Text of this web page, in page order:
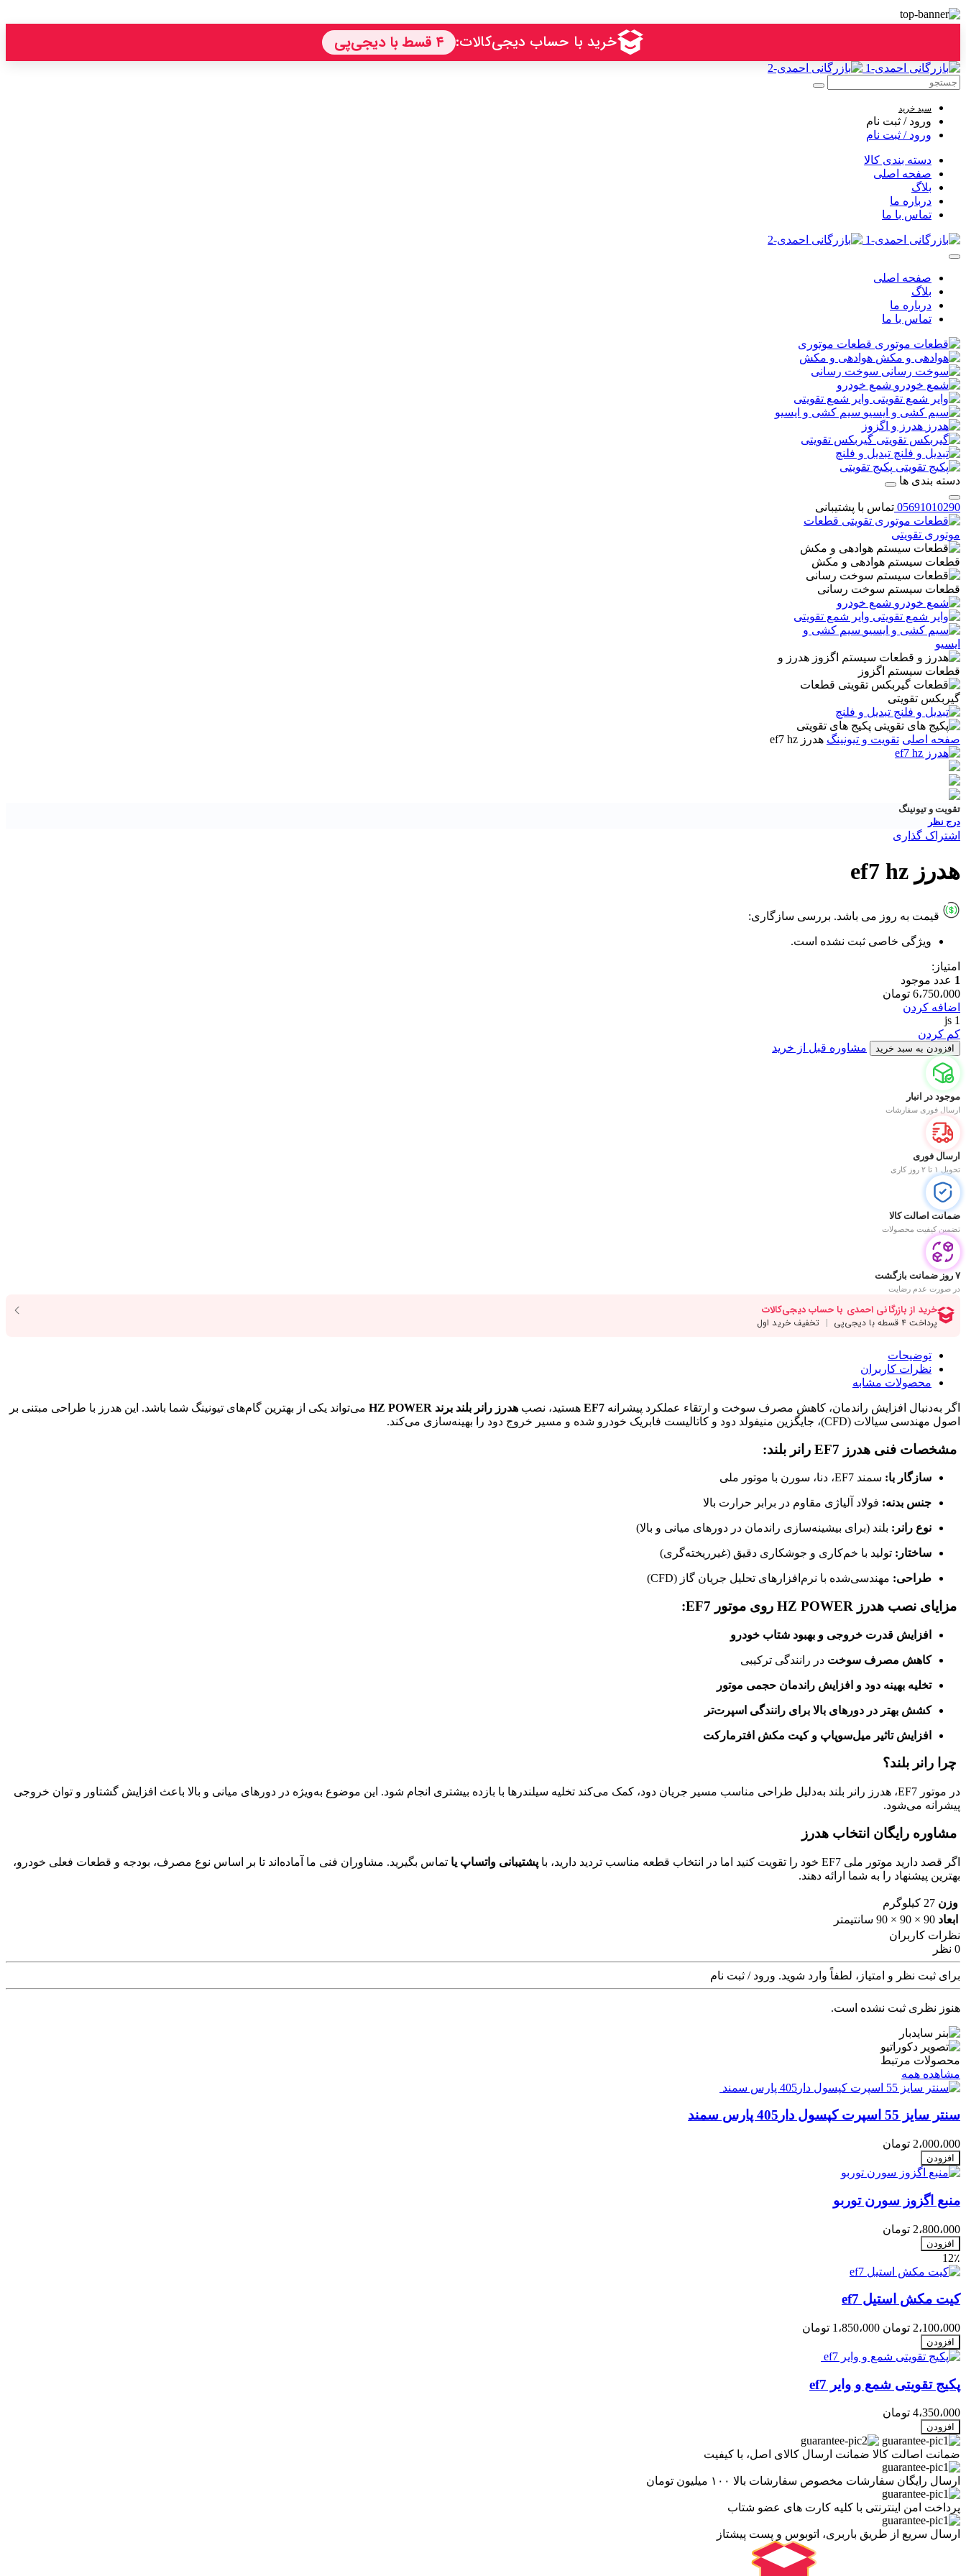
سبد خرید
ورود / ثبت نام
ورود / ثبت نام
دسته بندی کالا
صفحه اصلی
بلاگ
درباره ما
تماس با ما
صفحه اصلی
بلاگ
درباره ما
تماس با ما
قطعات موتوری
هوادهی و مکش
سوخت رسانی
شمع خودرو
وایر شمع تقویتی
سیم کشی و ایسیو
هدرز و اگزوز
گیربکس تقویتی
تبدیل و فلنچ
پکیج تقویتی
دسته بندی ها
05691010290 تماس با پشتیبانی
قطعات
موتوری تقویتی
قطعات سیستم هوادهی و مکش
قطعات سیستم سوخت رسانی
شمع خودرو
وایر شمع تقویتی
سیم کشی و
ایسیو
هدرز و
قطعات سیستم اگزوز
قطعات
گیربکس تقویتی
تبدیل و فلنچ
پکیج های تقویتی
صفحه اصلی تقویت و تیونینگ هدرز ef7 hz
تقویت و تیونینگ
درج نظر
اشتراک گذاری
هدرز ef7 hz
قیمت به روز می باشد. بررسی سازگاری:
ویژگی خاصی ثبت نشده است.
امتیاز:
1 عدد موجود
6،750،000 تومان
اضافه کردن
1
js
کم کردن
افزودن به سبد خرید مشاوره قبل از خرید
موجود در انبار
ارسال فوری سفارشات
ارسال فوری
تحویل ۱ تا ۲ روز کاری
ضمانت اصالت کالا
تضمین کیفیت محصولات
۷ روز ضمانت بازگشت
در صورت عدم رضایت
توضیحات
نظرات کاربران
محصولات مشابه
اگر به‌دنبال افزایش راندمان، کاهش مصرف سوخت و ارتقاء عملکرد پیشرانه EF7 هستید، نصب هدرز رانر بلند برند HZ POWER
می‌تواند یکی از بهترین گام‌های تیونینگ شما باشد. این هدرز با طراحی مبتنی بر
اصول مهندسی سیالات (CFD)، جایگزین منیفولد دود و کاتالیست فابریک خودرو شده و مسیر خروج دود را بهینه‌سازی می‌کند.
مشخصات فنی هدرز EF7 رانر بلند:
سازگار با: سمند EF7، دنا، سورن با موتور ملی
جنس بدنه: فولاد آلیاژی مقاوم در برابر حرارت بالا
نوع رانر: بلند (برای بیشینه‌سازی راندمان در دورهای میانی و بالا)
ساختار: تولید با خم‌کاری و جوشکاری دقیق (غیرریخته‌گری)
طراحی: مهندسی‌شده با نرم‌افزارهای تحلیل جریان گاز (CFD)
مزایای نصب هدرز HZ POWER روی موتور EF7:
افزایش قدرت خروجی و بهبود شتاب خودرو
کاهش مصرف سوخت در رانندگی ترکیبی
تخلیه بهینه دود و افزایش راندمان حجمی موتور
کشش بهتر در دورهای بالا برای رانندگی اسپرت‌تر
افزایش تاثیر میل‌سوپاپ و کیت مکش افترمارکت
چرا رانر بلند؟
در موتور EF7، هدرز رانر بلند به‌دلیل طراحی مناسب مسیر جریان دود، کمک می‌کند تخلیه سیلندرها با بازده بیشتری انجام شود. این موضوع به‌ویژه در دورهای میانی و بالا باعث افزایش گشتاور و توان خروجی
پیشرانه می‌شود.
مشاوره رایگان انتخاب هدرز
اگر قصد دارید موتور ملی EF7 خود را تقویت کنید اما در انتخاب قطعه مناسب تردید دارید، با پشتیبانی واتساپ یا تماس بگیرید. مشاوران فنی ما آماده‌اند تا بر اساس نوع مصرف، بودجه و قطعات فعلی خودرو،
بهترین پیشنهاد را به شما ارائه دهند.
وزن 27 کیلوگرم
ابعاد 90 × 90 × 90 سانتیمتر
نظرات کاربران
0 نظر
برای ثبت نظر و امتیاز، لطفاً وارد شوید. ورود / ثبت نام
هنوز نظری ثبت نشده است.
محصولات مرتبط
مشاهده همه
سنتر سایز 55 اسپرت کپسول دار405 پارس سمند
2،000،000 تومان
افزودن
منبع اگزوز سورن توربو
2،800،000 تومان
افزودن
12٪
کیت مکش استیل ef7
2،100،000 تومان 1،850،000 تومان
افزودن
پکیج تقویتی شمع و وایر ef7
4،350،000 تومان
افزودن
ضمانت اصالت کالا ضمانت ارسال کالای اصل، با کیفیت
ارسال رایگان سفارشات مخصوص سفارشات بالا ۱۰۰ میلیون تومان
پرداخت امن اینترنتی با کلیه کارت های عضو شتاب
ارسال سریع از طریق باربری، اتوبوس و پست پیشتاز